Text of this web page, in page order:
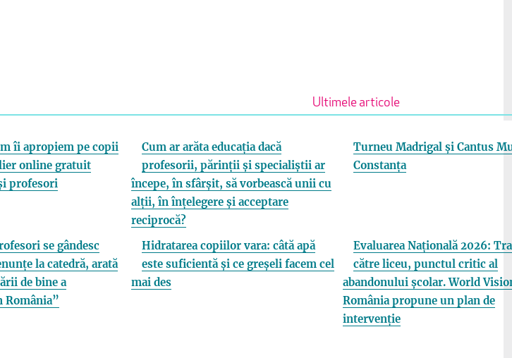
Ultimele articole
îi apropiem pe copii
online gratuit
profesori
Cum ar arăta educația dacă
profesorii, părinții și specialiștii ar
începe, în sfârșit, să vorbească unii cu
alții, în înțelegere și acceptare
reciprocă?
Turneu Madrigal și Cantus
Constanța
se gândesc
la catedră, arată
de bine a
Hidratarea copiilor vara: câtă apă
este suficientă și ce greșeli facem cel
mai des
Evaluarea Națională 2026:
către liceu, punctul critic al
abandonului școlar. World
România propune un plan de
intervenție